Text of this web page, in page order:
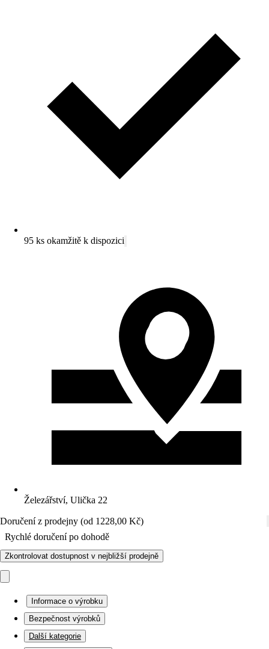
95 ks okamžitě k dispozici
Železářství, Ulička 22
Doručení z prodejny (od 1228,00 Kč)
Rychlé doručení po dohodě
Zkontrolovat dostupnost v nejbližší prodejně
Informace o výrobku
Bezpečnost výrobků
Další kategorie